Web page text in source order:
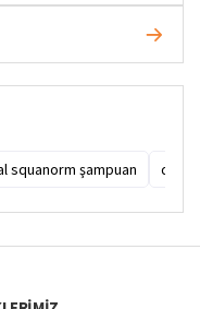
squanorm şampuan